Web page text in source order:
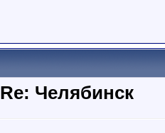
Re: Челябинск